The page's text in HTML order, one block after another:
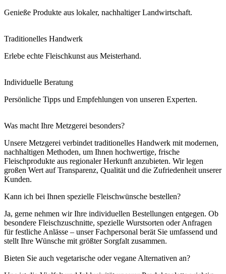
Genieße Produkte aus lokaler, nachhaltiger Landwirtschaft.
Traditionelles Handwerk
Erlebe echte Fleischkunst aus Meisterhand.
Individuelle Beratung
Persönliche Tipps und Empfehlungen von unseren Experten.
Was macht Ihre Metzgerei besonders?
Unsere Metzgerei verbindet traditionelles Handwerk mit modernen,
nachhaltigen Methoden, um Ihnen hochwertige, frische
Fleischprodukte aus regionaler Herkunft anzubieten. Wir legen
großen Wert auf Transparenz, Qualität und die Zufriedenheit unserer
Kunden.
Kann ich bei Ihnen spezielle Fleischwünsche bestellen?
Ja, gerne nehmen wir Ihre individuellen Bestellungen entgegen. Ob
besondere Fleischzuschnitte, spezielle Wurstsorten oder Anfragen
für festliche Anlässe – unser Fachpersonal berät Sie umfassend und
stellt Ihre Wünsche mit größter Sorgfalt zusammen.
Bieten Sie auch vegetarische oder vegane Alternativen an?